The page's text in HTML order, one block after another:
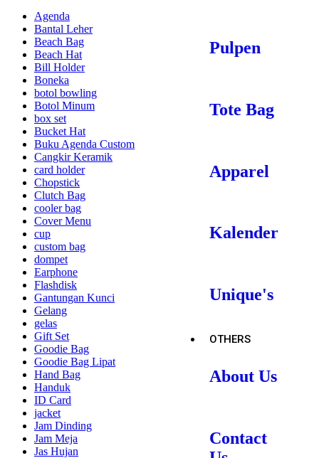
Pulpen
Tote Bag
Apparel
Kalender
Unique's
OTHERS
About Us
Contact
Agenda
Bantal Leher
Beach Bag
Beach Hat
Bill Holder
Boneka
botol bowling
Botol Minum
box set
Bucket Hat
Buku Agenda Custom
Cangkir Keramik
card holder
Chopstick
Clutch Bag
cooler bag
Cover Menu
cup
custom bag
dompet
Earphone
Flashdisk
Gantungan Kunci
Gelang
gelas
Gift Set
Goodie Bag
Goodie Bag Lipat
Hand Bag
Handuk
ID Card
jacket
Jam Dinding
Jam Meja
Jas Hujan